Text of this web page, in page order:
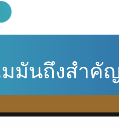
มมันถึงสำคั